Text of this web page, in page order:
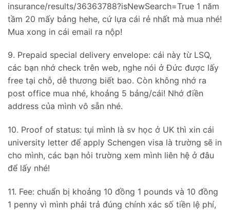
insurance/results/36363788?isNewSearch=True 1 năm
tầm 20 mấy bảng hehe, cứ lựa cái rẻ nhất mà mua nhé!
Mua xong in cái email ra nộp!
9. Prepaid special delivery envelope: cái này từ LSQ,
các bạn nhớ check trên web, nghe nói ở Đức được lấy
free tại chỗ, dễ thương biết bao. Còn không nhớ ra
post office mua nhé, khoảng 5 bảng/cái! Nhớ điền
address của mình vô sẵn nhé.
10. Proof of status: tụi mình là sv học ở UK thì xin cái
university letter để apply Schengen visa là trường sẽ in
cho mình, các bạn hỏi trường xem mình liên hệ ở đâu
để lấy nhé!
11. Fee: chuẩn bị khoảng 10 đồng 1 pounds và 10 đồng
1 penny vì mình phải trả đúng chính xác số tiền lệ phí,